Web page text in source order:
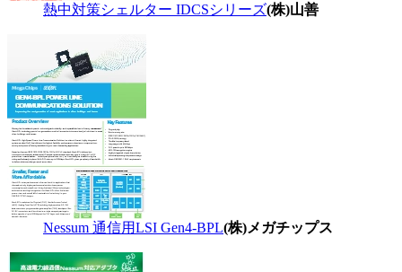
熱中対策シェルター IDCSシリーズ(株)山善
Nessum 通信用LSI Gen4-BPL(株)メガチップス